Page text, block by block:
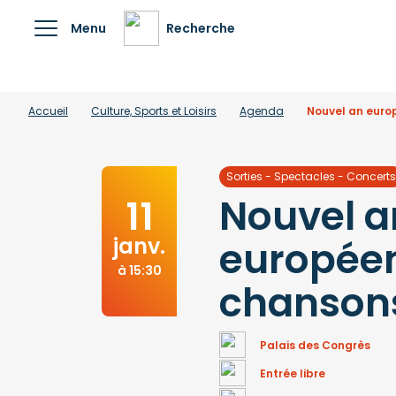
Menu Recherche
Accueil Culture, Sports et Loisirs Agenda Nouvel an
11
janv.
à 15:30
Sorties - Spectacles - Concerts
Nouvel
Palais des Congrès
Entrée libre